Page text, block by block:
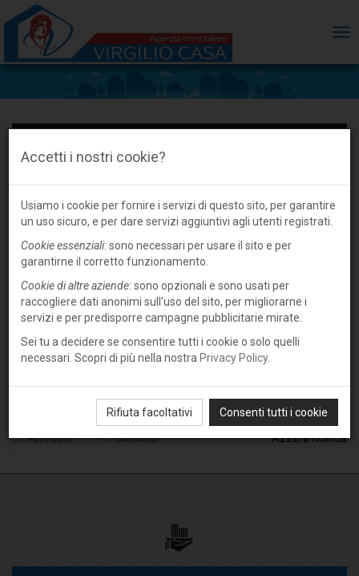
Accetti i nostri cookie?
Usiamo i cookie per fornire i servizi di questo sito, per garantire
un uso sicuro, e per dare servizi aggiuntivi agli utenti registrati.
Cookie essenziali: sono necessari per usare il sito e per
garantirne il corretto funzionamento.
Cookie di altre aziende: sono opzionali e sono usati per
raccogliere dati anonimi sull'uso del sito, per migliorarne i
servizi e per predisporre campagne pubblicitarie mirate.
Sei tu a decidere se consentire tutti i cookie o solo quelli
necessari. Scopri di più nella nostra Privacy Policy.
Rifiuta facoltativi Consenti tutti i cookie
Arredato Giardino Azzera ricerca